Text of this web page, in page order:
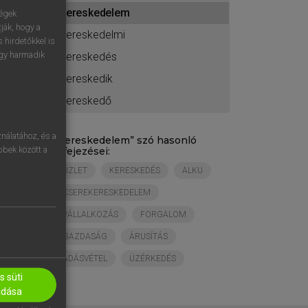
kereskedelem
kereskedelmi
kereskedés
kereskedik
kereskedő
„ kereskedelem” szó hasonló
kifejezései:
ÜZLET KERESKEDÉS ALKU
CSEREKERESKEDELEM
VÁLLALKOZÁS FORGALOM
GAZDASÁG ÁRUSÍTÁS
ADÁSVÉTEL ÜZÉRKEDÉS
hogy a
hirdetőkkel is
harmadik
és a
között a
süti